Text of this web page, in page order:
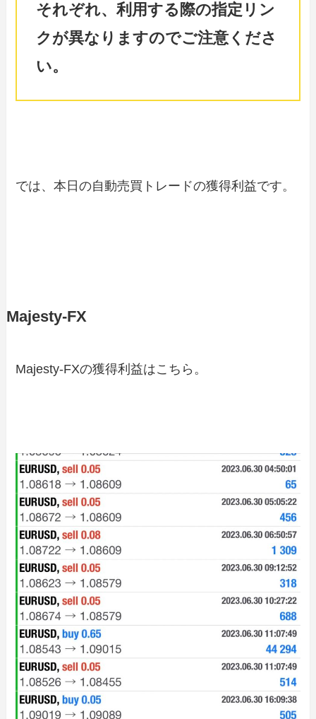
それぞれ、利用する際の指定リン
クが異なりますのでご注意くださ
い。
では、本日の自動売買トレードの獲得利益です。
Majesty-FX
Majesty-FXの獲得利益はこちら。